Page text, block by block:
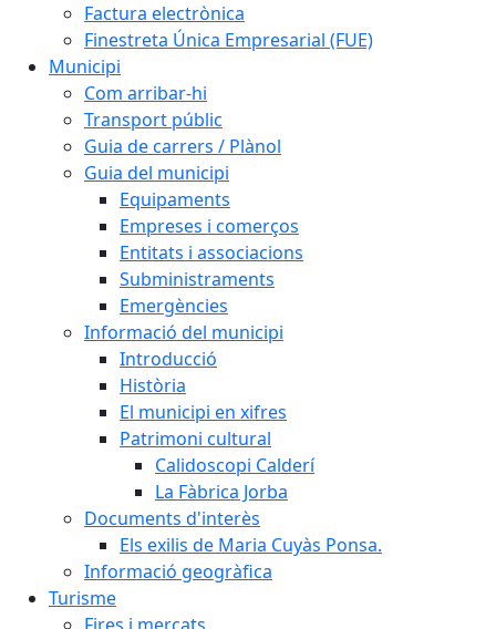
Factura electrònica
Finestreta Única Empresarial (FUE)
Municipi
Com arribar-hi
Transport públic
Guia de carrers / Plànol
Guia del municipi
Equipaments
Empreses i comerços
Entitats i associacions
Subministraments
Emergències
Informació del municipi
Introducció
Història
El municipi en xifres
Patrimoni cultural
Calidoscopi Calderí
La Fàbrica Jorba
Documents d'interès
Els exilis de Maria Cuyàs Ponsa.
Informació geogràfica
Turisme